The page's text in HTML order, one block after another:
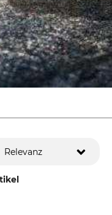
Relevanz